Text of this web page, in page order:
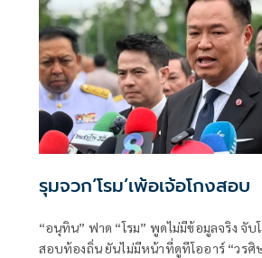
จันทร์ที่ 10 สิงหาคม
รุมจวก‘โรม’เพ้อเจ้อโกงสอบ
“อนุทิน” ฟาด “โรม” พูดไม่มีข้อมูลจริง จับ
สอบท้องถิ่น ยันไม่มีหน้าที่ดูทีโออาร์ “วรศิ